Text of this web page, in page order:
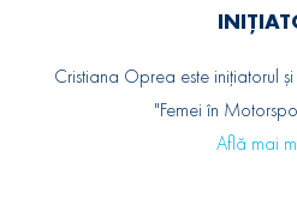
Cristiana Oprea este inițiatorul
"Femei în
Află mai